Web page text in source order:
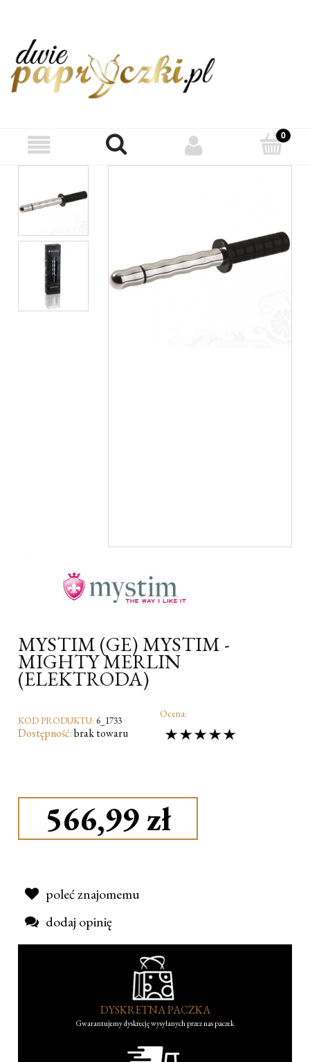
MYSTIM (GE) MYSTIM -
MIGHTY MERLIN
(ELEKTRODA)
KOD PRODUKTU: 6_1733
Dostępność:brak towaru
Ocena:
566,99 zł
poleć znajomemu
dodaj opinię
DYSKRETNA PACZKA
Gwarantujemy dyskrecję wysyłanych przez nas paczek